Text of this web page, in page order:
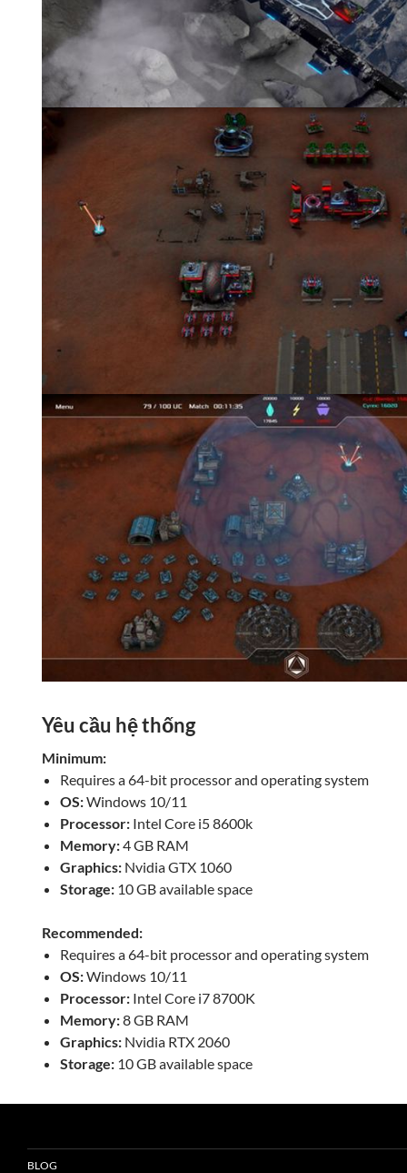
Yêu cầu hệ thống
Minimum:
Requires a 64-bit processor and operating system
OS:Windows 10/11
Processor: Intel Core i5 8600k
Memory:4 GB RAM
Graphics: Nvidia GTX 1060
Storage: 10 GB available space
Recommended:
Requires a 64-bit processor and operating system
OS:Windows 10/11
Processor: Intel Core i7 8700K
Memory:8 GB RAM
Graphics: Nvidia RTX 2060
Storage: 10 GB available space
BLOG